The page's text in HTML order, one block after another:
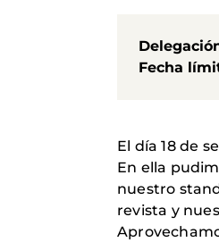
Fecha
El día 18 de
En ella
nuestro
revista y